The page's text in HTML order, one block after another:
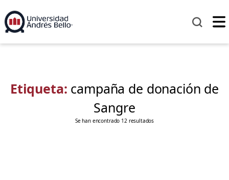
Etiqueta: campaña de donación de
Sangre
Se han encontrado 12 resultados